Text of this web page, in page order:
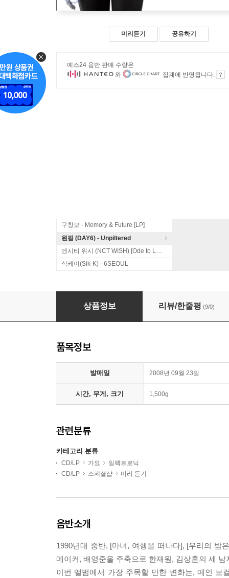
미리듣기 공유하기
예스24 음반 판매 수량은
와
집계에 반영됩니다.
구창모 - Memory & Future [LP]
원필 (DAY6) - Unpiltered
엔시티 위시 (NCT WISH) [Ode to Love]
식케이(Sik-K) - 6SEOUL
더블유 앤 웨일 (W & Whale) - Hardboiled
상품정보 리뷰/한줄평 (9/0)
품목정보
발매일 2008년 09월 23일
시간, 무게, 크기 1,500g
관련분류
카테고리 분류
CD/LP 가요
일렉트로닉
CD/LP
스페셜샵 미리 듣기
음반소개
1990년대 중반, [마녀, 여행을 떠나다], [우리의 밤
메이커, 배영준을 주축으로 한재원, 김상훈의 세
이번 앨범에서 가장 주목할 만한 변화는, 메인 보